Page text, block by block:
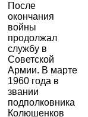
После
окончания
войны
продолжал
службу в
Советской
Армии. В марте
1960 года в
звании
подполковника
Колюшенков